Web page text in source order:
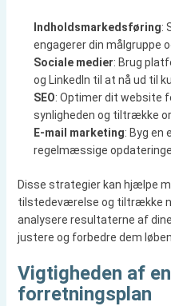
Indholdsmarkedsføring:
engagerer din målgruppe
Sociale medier: Brug
og LinkedIn til at nå ud til
SEO: Optimer dit website
synligheden og tiltrække
E-mail marketing: Byg en
regelmæssige
Disse strategier kan hjælpe
tilstedeværelse og tiltrække
analysere resultaterne af
justere og forbedre dem
Vigtigheden af
forretningsplan